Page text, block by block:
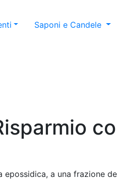
Saponi e Candele
epossidica, a una frazione